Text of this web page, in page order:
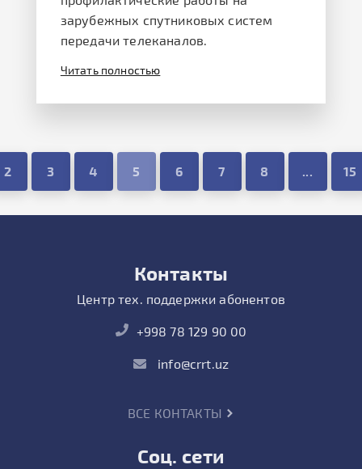
зарубежных спутниковых систем
передачи телеканалов.
Читать полностью
2 3 4 5 6 7 8 ... 15
Контакты
Центр тех. поддержки абонентов
+998 78 129 90 00
info@crrt.uz
ВСЕ КОНТАКТЫ
Соц. сети